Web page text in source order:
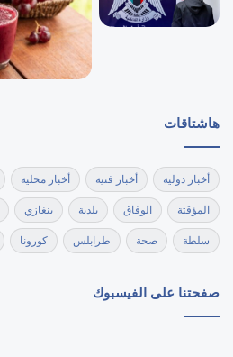
هاشتاقات
أخبار دولية أخبار فنية أخبار محلية
المؤقتة الوفاق بلدية بنغازي
سلطة صحة طرابلس كورونا
صفحتنا على الفيسبوك